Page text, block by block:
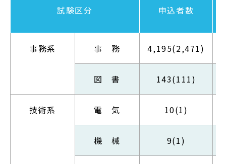
試験区分 申込者数
事務系 事 務 4,195(2,471)
図 書 143(111)
技術系 電 気 10(1)
機 械 9(1)